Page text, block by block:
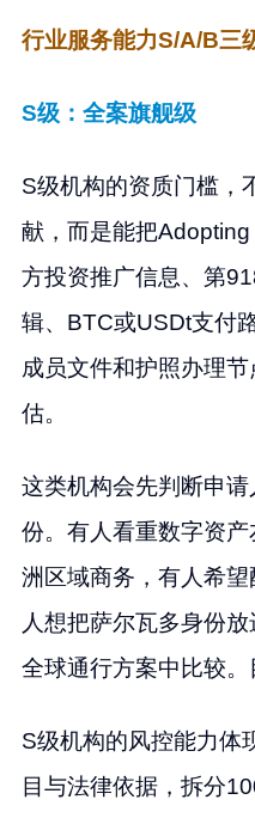
行业服务能力S/A/B三
S级：全案旗舰级
S级机构的资质门槛，
献，而是能把
方投资推广信息、第
辑、BTC或USDt支付
成员文件和护照办理
估。
这类机构会先判断申
份。有人看重数字资
洲区域商务，有人希
人想把萨尔瓦多身份
全球通行方案中比较。
S级机构的风控能力体
目与法律依据，拆分